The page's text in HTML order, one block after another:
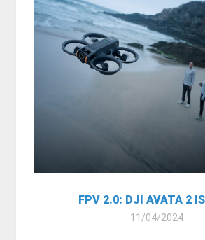
FPV 2.0: DJI AVATA 2
11/04/2024